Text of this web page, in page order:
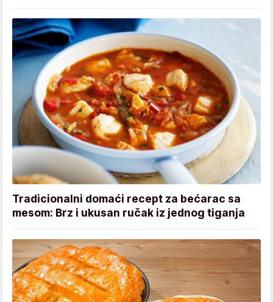
Tradicionalni domaći recept za bećarac sa
mesom: Brz i ukusan ručak iz jednog tiganja